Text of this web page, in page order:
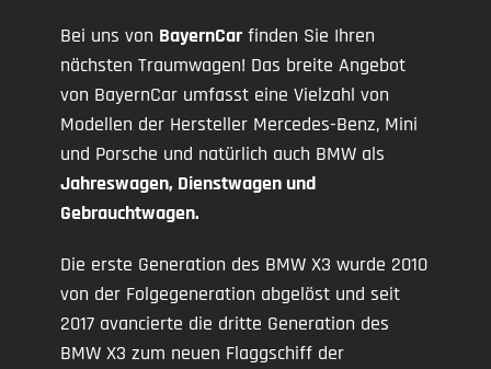
Bei uns von BayernCar finden Sie Ihren
nächsten Traumwagen! Das breite Angebot
von BayernCar umfasst eine Vielzahl von
Modellen der Hersteller Mercedes-Benz, Mini
und Porsche und natürlich auch BMW als
Jahreswagen, Dienstwagen und
Gebrauchtwagen.
Die erste Generation des BMW X3 wurde 2010
von der Folgegeneration abgelöst und seit
2017 avancierte die dritte Generation des
BMW X3 zum neuen Flaggschiff der